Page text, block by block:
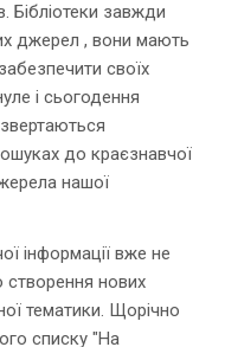
Бібліотеки завжди
джерел , вони мають
своїх
і сьогодення
до краєзнавчої
нашої
інформації вже не
створення нових
тематики. Щорічно
списку "На